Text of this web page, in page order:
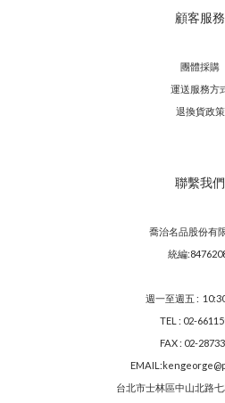
顧客服務
團體採購
運送服務方
退換貨政策
聯繫我們
喬治名品股份有
統編
週一至週五 :
TEL : 02-
FAX : 02-
台北市士林區中山北路